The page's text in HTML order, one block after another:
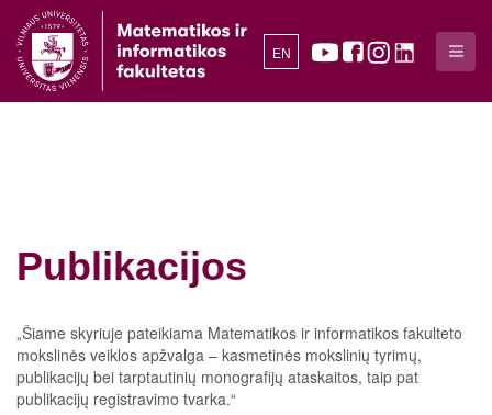
EN
Publikacijos
„Šiame skyriuje pateikiama Matematikos ir informatikos fakulteto
mokslinės veiklos apžvalga – kasmetinės mokslinių tyrimų,
publikacijų bei tarptautinių monografijų ataskaitos, taip pat
publikacijų registravimo tvarka.“